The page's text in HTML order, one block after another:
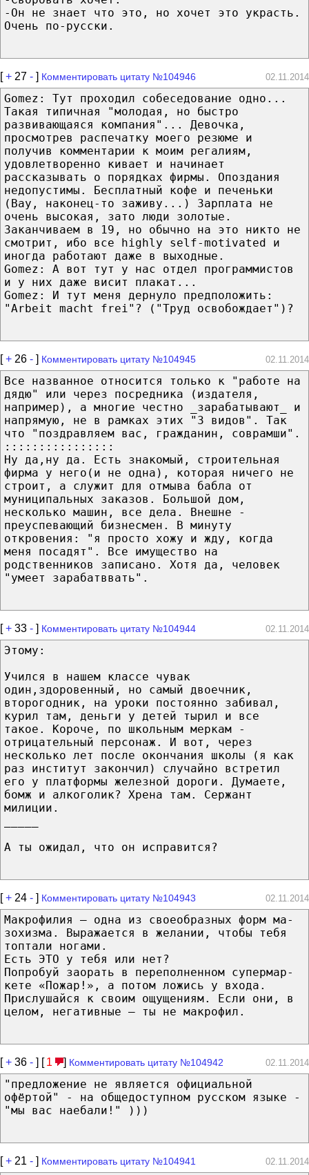
-Он не знает что это, но хочет это украсть.
Очень по-русски.
[+ 27 - ] Комментировать цитату №104946 02.11.2014
Gomez: Тут проходил собеседование одно...
Такая типичная "молодая, но быстро
развивающаяся компания"... Девочка,
просмотрев распечатку моего резюме и
получив комментарии к моим регалиям,
удовлетворенно кивает и начинает
рассказывать о порядках фирмы. Опоздания
недопустимы. Бесплатный кофе и печеньки
(Вау, наконец-то заживу...) Зарплата не
очень высокая, зато люди золотые.
Заканчиваем в 19, но обычно на это никто не
смотрит, ибо все highly self-motivated и
иногда работают даже в выходные.
Gomez: А вот тут у нас отдел программистов
и у них даже висит плакат...
Gomez: И тут меня дернуло предположить:
"Arbeit macht frei"? ("Труд освобождает")?
[+ 26 - ] Комментировать цитату №104945 02.11.2014
Все названное относится только к "работе на
дядю" или через посредника (издателя,
например), а многие честно _зарабатывают_ и
напрямую, не в рамках этих "3 видов". Так
что "поздравляем вас, гражданин, соврамши".
::::::::::::::::
Ну да,ну да. Есть знакомый, строительная
фирма у него(и не одна), которая ничего не
строит, а служит для отмыва бабла от
муниципальных заказов. Большой дом,
несколько машин, все дела. Внешне -
преуспевающий бизнесмен. В минуту
откровения: "я просто хожу и жду, когда
меня посадят". Все имущество на
родственников записано. Хотя да, человек
"умеет зарабатввать".
[+ 33 - ] Комментировать цитату №104944 02.11.2014
Этому:
Учился в нашем классе чувак
один,здоровенный, но самый двоечник,
второгодник, на уроки постоянно забивал,
курил там, деньги у детей тырил и все
такое. Короче, по школьным меркам -
отрицательный персонаж. И вот, через
несколько лет после окончания школы (я как
раз институт закончил) случайно встретил
его у платформы железной дороги. Думаете,
бомж и алкоголик? Хрена там. Сержант
милиции.
А ты ожидал, что он исправится?
[+ 24 - ] Комментировать цитату №104943 02.11.2014
Ма­к­ро­фи­лия — од­на из свое­об­раз­ных форм ма­
зо­хиз­ма. Вы­ра­жа­ет­ся в же­ла­нии, что­бы те­бя
топ­та­ли но­га­ми.
Есть ЭТО у тебя или нет?
По­про­буй за­орать в пе­ре­пол­нен­ном су­пер­мар­
ке­те «По­жар!», а по­том ложись у вхо­да.
Прис­лу­шай­ся к сво­им ощу­ще­ни­ям. Ес­ли они, в
це­лом, не­га­тив­ные — ты не ма­к­ро­фил.
[+ 36 - ] [ 1 ] Комментировать цитату №104942 02.11.2014
"предложение не является официальной
офёртой" - на общедоступном русском языке -
"мы вас наебали!" )))
[+ 21 - ] Комментировать цитату №104941 02.11.2014